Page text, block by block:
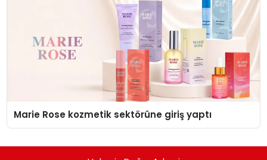
Marie Rose kozmetik sektörüne giriş yaptı